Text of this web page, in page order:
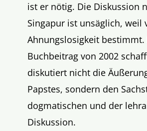
ist er nötig. Die Diskussion
Singapur ist unsäglich, weil
Ahnungslosigkeit bestimmt.
Buchbeitrag von 2002
diskutiert nicht die
Papstes, sondern den
dogmatischen und der
Diskussion.